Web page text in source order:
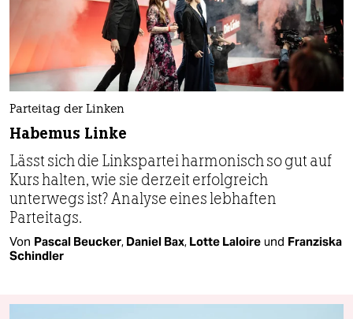
Parteitag der Linken
Habemus Linke
Lässt sich die Linkspartei harmonisch so gut auf
Kurs halten, wie sie derzeit erfolgreich
unterwegs ist? Analyse eines lebhaften
Parteitags.
Von Pascal Beucker, Daniel Bax, Lotte Laloire und Franziska
Schindler